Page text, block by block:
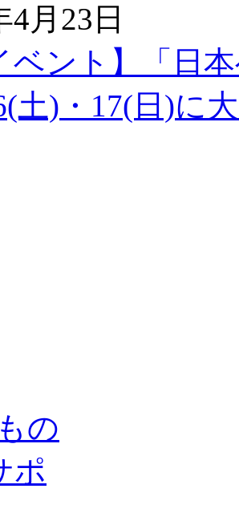
4月23日
ベント】「日
土)・17(日)に